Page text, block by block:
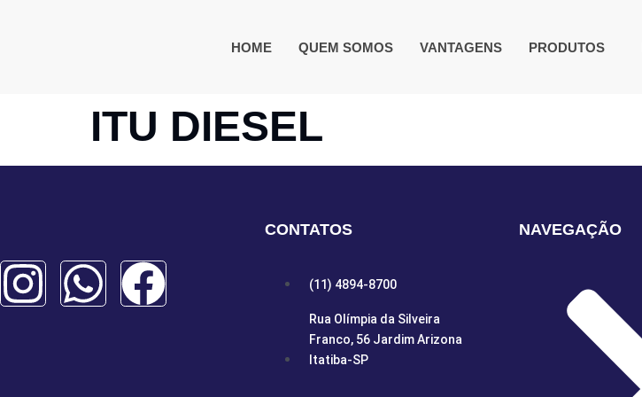
HOME QUEM SOMOS VANTAGENS PRODUTOS
ITU DIESEL
CONTATOS
(11) 4894-8700
Rua Olímpia da Silveira
Franco, 56 Jardim Arizona
Itatiba-SP
NAVEGAÇÃO